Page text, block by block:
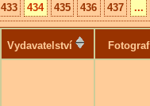
433 434 435 436 437 ...
Vydavatelství Fotograf